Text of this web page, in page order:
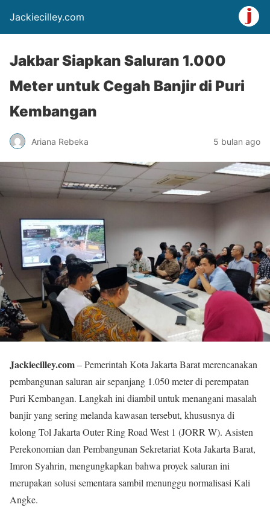
Jackiecilley.com
Jakbar Siapkan Saluran 1.000
Meter untuk Cegah Banjir di Puri
Kembangan
Ariana Rebeka 5 bulan ago
Jackiecilley.com– Pemerintah Kota Jakarta Barat merencanakan
pembangunan saluran air sepanjang 1.050 meter di perempatan
Puri Kembangan. Langkah ini diambil untuk menangani masalah
banjir yang sering melanda kawasan tersebut, khususnya di
kolong Tol Jakarta Outer Ring Road West 1 (JORR W). Asisten
Perekonomian dan Pembangunan Sekretariat Kota Jakarta Barat,
Imron Syahrin, mengungkapkan bahwa proyek saluran ini
merupakan solusi sementara sambil menunggu normalisasi Kali
Angke.